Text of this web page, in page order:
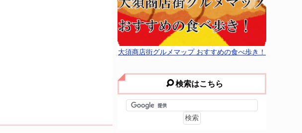
大須商店街グルメマップ おすすめの食べ歩き！
検索はこちら